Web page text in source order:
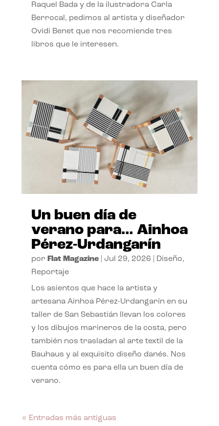
Raquel Bada y de la ilustradora Carla
Berrocal, pedimos al artista y diseñador
Ovidi Benet que nos recomiende tres
libros que le interesen.
Un buen día de
verano para… Ainhoa
Pérez-Urdangarín
por Flat Magazine| Jul 29, 2026 Diseño,
Reportaje
Los asientos que hace la artista y
artesana Ainhoa Pérez-Urdangarín en su
taller de San Sebastián llevan los colores
y los dibujos marineros de la costa, pero
también nos trasladan al arte textil de la
Bauhaus y al exquisito diseño danés. Nos
cuenta cómo es para ella un buen día de
verano.
« Entradas más antiguas